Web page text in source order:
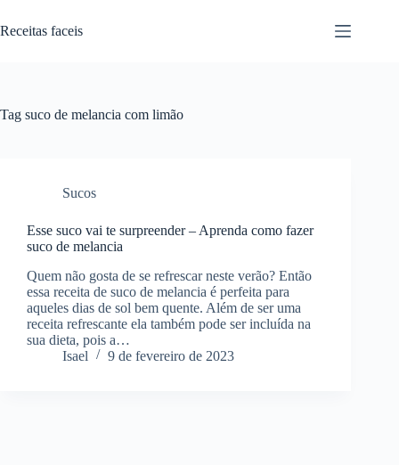
para
o
Receitas faceis
Tag suco de melancia com limão
Sucos
Esse suco vai te surpreender – Aprenda como fazer
suco de melancia
Quem não gosta de se refrescar neste verão? Então
essa receita de suco de melancia é perfeita para
aqueles dias de sol bem quente. Além de ser uma
receita refrescante ela também pode ser incluída na
sua dieta, pois a…
Isael
9 de fevereiro de 2023